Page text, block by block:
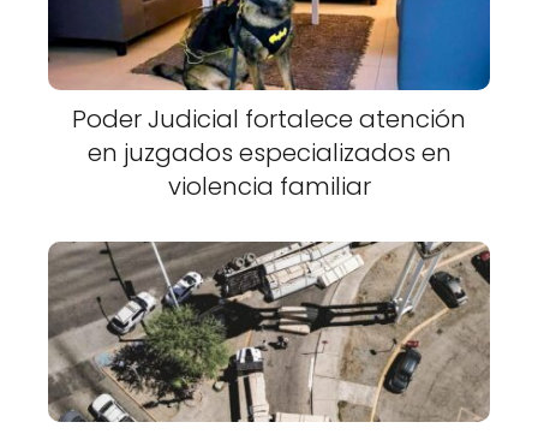
Poder Judicial fortalece atención
en juzgados especializados en
violencia familiar